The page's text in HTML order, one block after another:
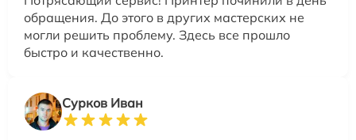
обращения. До этого в других мастерских не
могли решить проблему. Здесь все прошло
быстро и качественно.
Сурков Иван